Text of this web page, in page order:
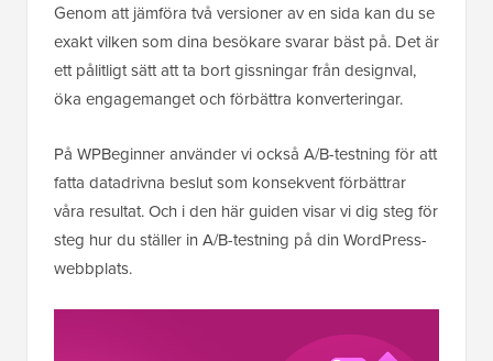
Genom att jämföra två versioner av en sida kan du se
exakt vilken som dina besökare svarar bäst på. Det är
ett pålitligt sätt att ta bort gissningar från designval,
öka engagemanget och förbättra konverteringar.
På WPBeginner använder vi också A/B-testning för att
fatta datadrivna beslut som konsekvent förbättrar
våra resultat. Och i den här guiden visar vi dig steg för
steg hur du ställer in A/B-testning på din WordPress-
webbplats.